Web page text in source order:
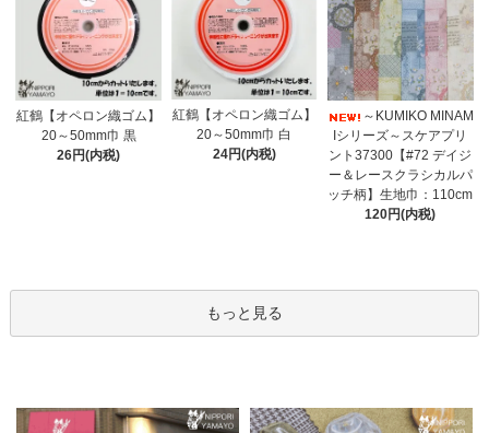
紅鶴【オペロン織ゴム】
20～50mm巾 黒
26円(内税)
紅鶴【オペロン織ゴム】
20～50mm巾 白
24円(内税)
～KUMIKO MINAM
Iシリーズ～スケアプリ
ント37300【#72 デイジ
ー＆レースクラシカルパ
ッチ柄】生地巾：110cm
120円(内税)
もっと見る